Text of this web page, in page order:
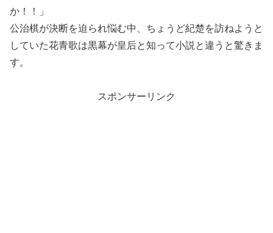
か！！」
公治棋が決断を迫られ悩む中、ちょうど紀楚を訪ねようと
していた花青歌は黒幕が皇后と知って小説と違うと驚きま
す。
スポンサーリンク